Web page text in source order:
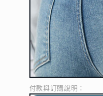
付款與訂購說明：